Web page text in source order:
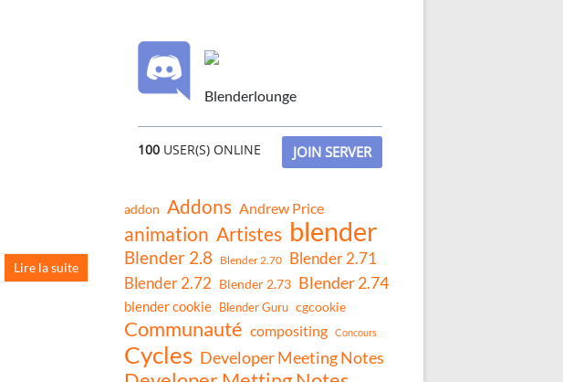
Lire la suite
Blenderlounge
100USER(S) ONLINE JOIN SERVER
addon Addons Andrew Price
animation Artistes blender
Blender 2.8 Blender 2.70
Blender 2.71
Blender 2.72 Blender 2.73 Blender 2.74
blender cookie Blender Guru cgcookie
Communauté compositing Concours
Cycles Developer Meeting Notes